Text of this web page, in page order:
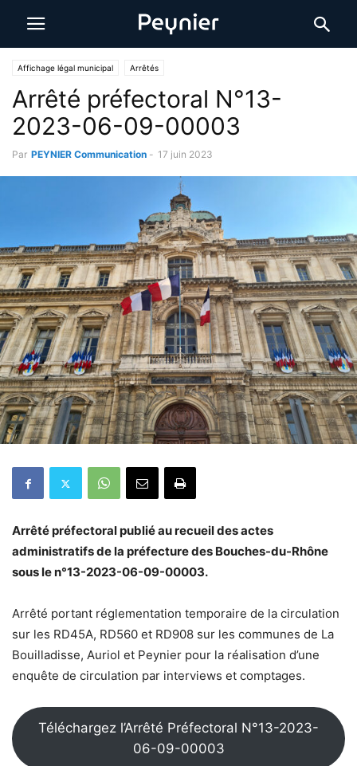
Affichage légal municipal Arrêtés
Arrêté préfectoral N°13-
2023-06-09-00003
Par PEYNIER Communication - 17 juin 2023
Arrêté préfectoral publié au recueil des actes
administratifs de la préfecture des Bouches-du-Rhône
sous le n°13-2023-06-09-00003.
Arrêté portant réglementation temporaire de la circulation
sur les RD45A, RD560 et RD908 sur les communes de La
Bouilladisse, Auriol et Peynier pour la réalisation d’une
enquête de circulation par interviews et comptages.
Téléchargez l’Arrêté Préfectoral N°13-2023-
06-09-00003